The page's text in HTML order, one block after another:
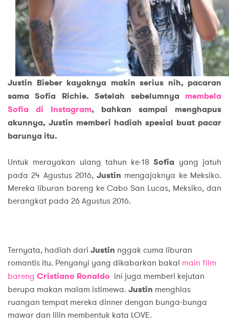
Justin Bieber kayaknya makin serius nih, pacaran
sama Sofia Richie. Setelah sebelumnya membela
Sofia di Instagram, bahkan sampai menghapus
akunnya, Justin memberi hadiah spesial buat pacar
barunya itu.
Untuk merayakan ulang tahun ke-18Sofia yang jatuh
pada 24 Agustus 2016,Justin mengajaknya ke Meksiko.
Mereka liburan bareng ke Cabo San Lucas, Meksiko, dan
berangkat pada 26 Agustus 2016.
Ternyata, hadiah dari Justin nggak cuma liburan
romantis itu. Penyanyi yang dikabarkan bakal main film
bareng Cristiano Ronaldo ini juga memberi kejutan
berupa makan malam istimewa. Justin menghias
ruangan tempat mereka dinner dengan bunga-bunga
mawar dan lilin membentuk kata LOVE.